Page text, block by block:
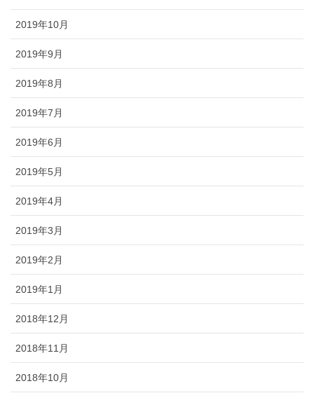
2019年10月
2019年9月
2019年8月
2019年7月
2019年6月
2019年5月
2019年4月
2019年3月
2019年2月
2019年1月
2018年12月
2018年11月
2018年10月